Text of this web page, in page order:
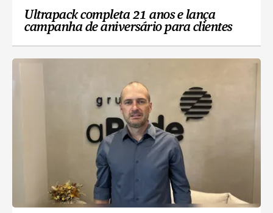
Ultrapack completa 21 anos e lança
campanha de aniversário para clientes